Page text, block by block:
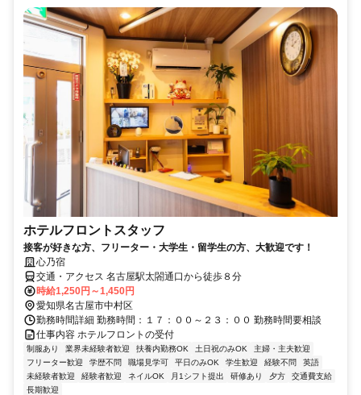
ホテルフロントスタッフ
接客が好きな方、フリーター・大学生・留学生の方、大歓迎です！
心乃宿
交通・アクセス 名古屋駅太閤通口から徒歩８分
時給1,250円～1,450円
愛知県名古屋市中村区
勤務時間詳細 勤務時間：１７：００～２３：００ 勤務時間要相談
仕事内容 ホテルフロントの受付
制服あり 業界未経験者歓迎 扶養内勤務OK 土日祝のみOK
主婦・主夫歓迎
フリーター歓迎
学歴不問 職場見学可 平日のみOK 学生歓迎 経験不問
英語
未経験者歓迎
経験者歓迎 ネイルOK 月1シフト提出 研修あり 夕方
交通費支給
長期歓迎